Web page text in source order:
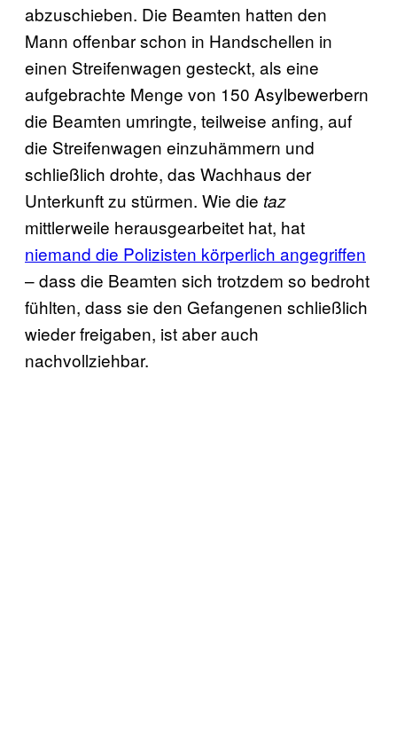
abzuschieben. Die Beamten hatten den
Mann offenbar schon in Handschellen in
einen Streifenwagen gesteckt, als eine
aufgebrachte Menge von 150 Asylbewerbern
die Beamten umringte, teilweise anfing, auf
die Streifenwagen einzuhämmern und
schließlich drohte, das Wachhaus der
Unterkunft zu stürmen. Wie die taz
mittlerweile herausgearbeitet hat, hat
niemand die Polizisten körperlich angegriffen
– dass die Beamten sich trotzdem so bedroht
fühlten, dass sie den Gefangenen schließlich
wieder freigaben, ist aber auch
nachvollziehbar.